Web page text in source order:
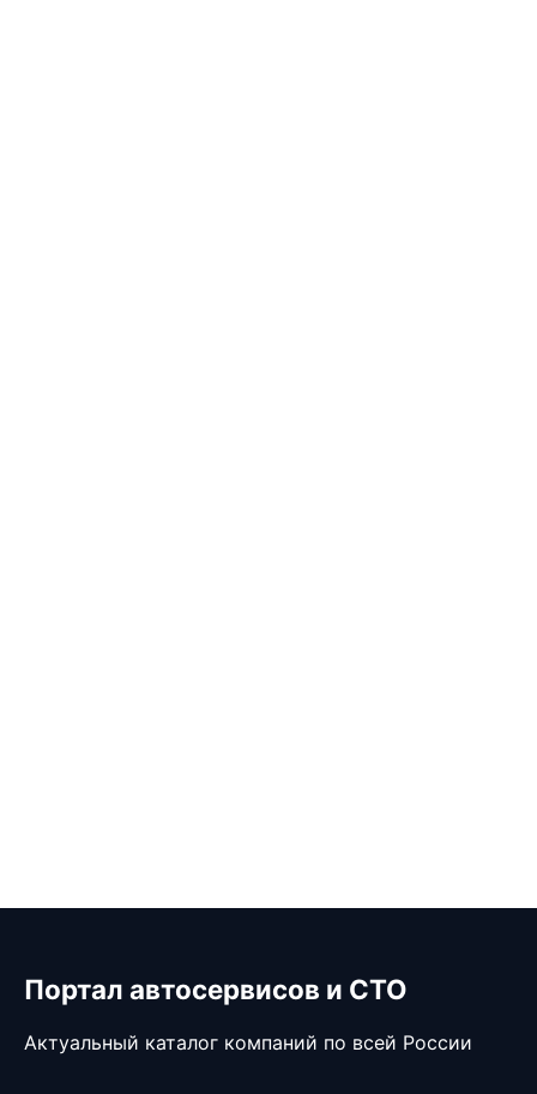
Портал автосервисов и СТО
Актуальный каталог компаний по всей России